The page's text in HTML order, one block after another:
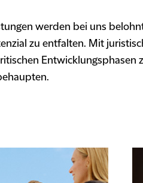
werden bei uns
zu entfalten. Mit
Entwicklungsphasen